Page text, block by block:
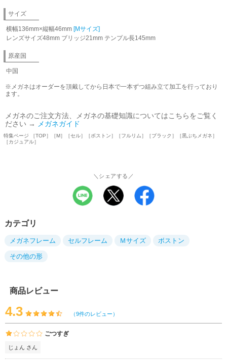
サイズ
横幅136mm×縦幅46mm [Mサイズ]
レンズサイズ48mm ブリッジ21mm テンプル長145mm
原産国
中国
※メガネはオーダーを頂戴してから日本で一本ずつ組み立て加工を行っており
ます。
メガネのご注文方法、メガネの基礎知識についてはこちらをご覧く
ださい →
メガネガイド
特集ページ ［TOP］［M］［セル］［ボストン］［フルリム］［ブラック］［黒ぶちメガネ］
［カジュアル］
＼シェアする／
カテゴリ
メガネフレーム セルフレーム Ｍサイズ ボストン
その他の形
商品レビュー
4.3 （9件のレビュー）
ごつすぎ
じょん さん